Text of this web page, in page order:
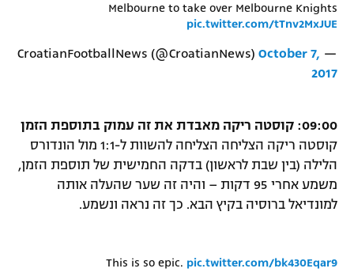
Melbourne to take over Melbourne Knights
pic.twitter.com/tTnv2MxJUE
— CroatianFootballNews (@CroatianNews)
October 7,
2017
09:00: קוסטה ריקה מאבדת את זה עמוק בתוספת הזמן
קוסטה ריקה הצליחה הצליחה להשוות ל-1:1 מול הונדורס
הלילה (בין שבת לראשון) בדקה החמישית של תוספת הזמן,
משמע אחרי 95 דקות – והיה זה שער שהעלה אותה
למונדיאל ברוסיה בקיץ הבא. כך זה נראה ונשמע.
This is so epic. pic.twitter.com/bk430Eqar9